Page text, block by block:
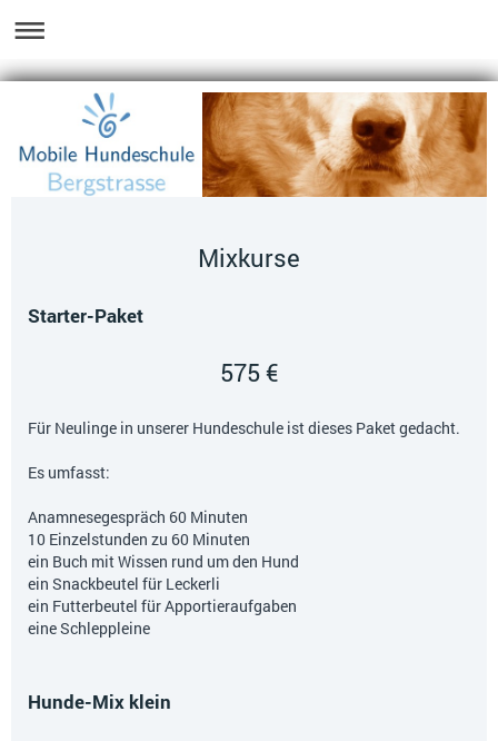
Mixkurse
Starter-Paket
575 €
Für Neulinge in unserer Hundeschule ist dieses Paket gedacht.
Es umfasst:
Anamnesegespräch 60 Minuten
10 Einzelstunden zu 60 Minuten
ein Buch mit Wissen rund um den Hund
ein Snackbeutel für Leckerli
ein Futterbeutel für Apportieraufgaben
eine Schleppleine
Hunde-Mix klein